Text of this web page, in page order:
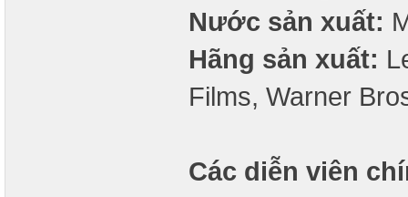
Nước sản xuất:
Hãng sản xuất:
Films, Warner
Các diễn viên